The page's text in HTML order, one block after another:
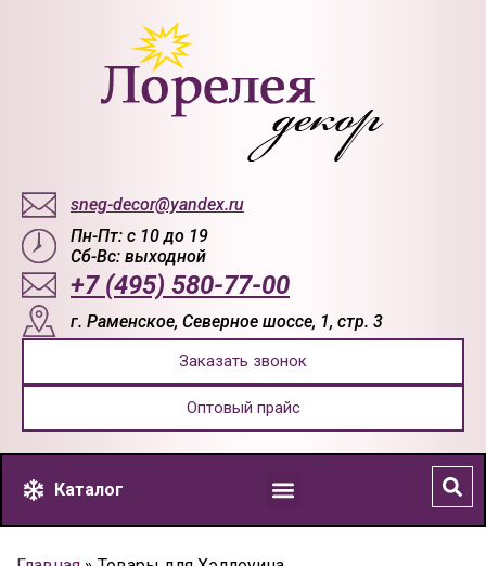
sneg-decor@yandex.ru
Пн-Пт: с 10 до 19
Сб-Вс: выходной
+7 (495) 580-77-00
г. Раменское, Северное шоссе, 1, стр. 3
Заказать звонок
Оптовый прайс
Каталог